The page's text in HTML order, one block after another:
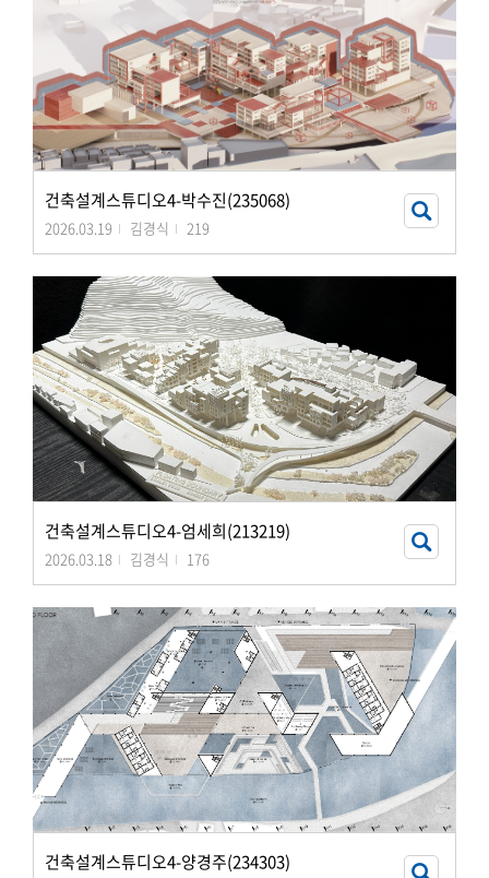
건축설계스튜디오4-박수진(235068)
2026.03.19 김경식 219
건축설계스튜디오4-엄세희(213219)
2026.03.18 김경식 176
건축설계스튜디오4-양경주(234303)